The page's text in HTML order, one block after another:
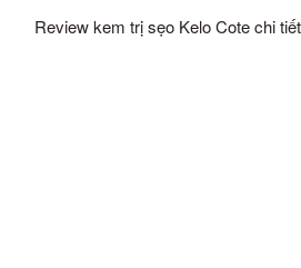
Review kem trị sẹo Kelo Cote chi